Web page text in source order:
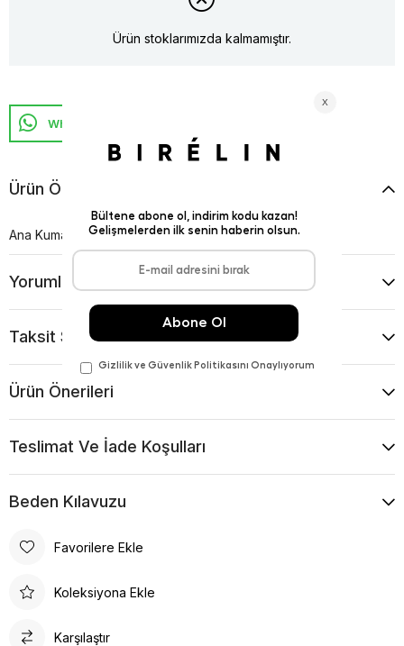
Ürün stoklarımızda kalmamıştır.
Whatsapp ile Sipariş Ver
Ürün Özellikleri
Ana Kumaş: %100 Polyester
Yorumlar
Taksit Seçenekleri
Ürün Önerileri
Teslimat Ve İade Koşulları
Beden Kılavuzu
Favorilere Ekle
Koleksiyona Ekle
Karşılaştır